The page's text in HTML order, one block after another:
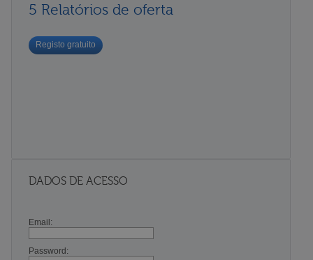
5 Relatórios de oferta
Registo gratuito
DADOS DE ACESSO
Email:
Password: